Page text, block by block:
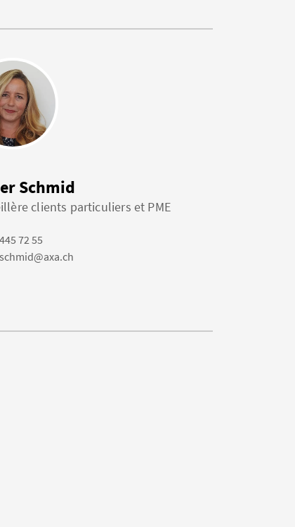
Schmid
clients particuliers et PME
72 55